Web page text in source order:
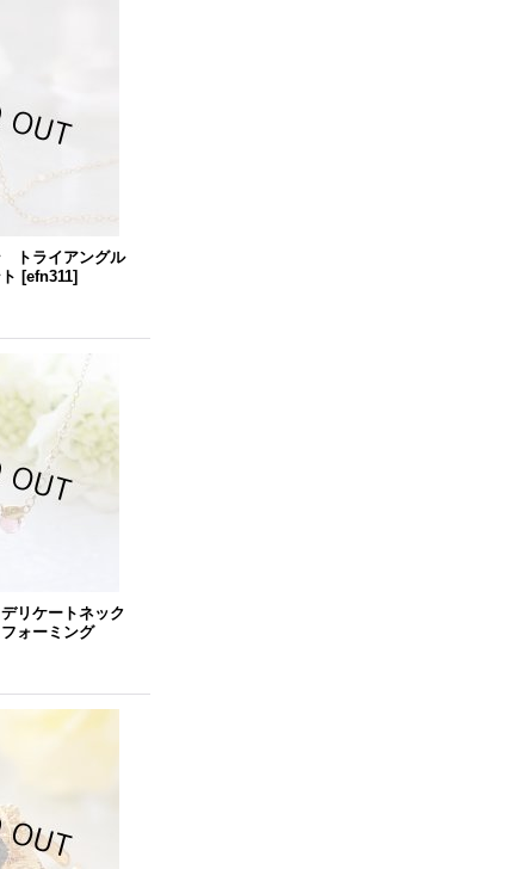
トライアングル
[efn311]
リケートネック
ォーミング